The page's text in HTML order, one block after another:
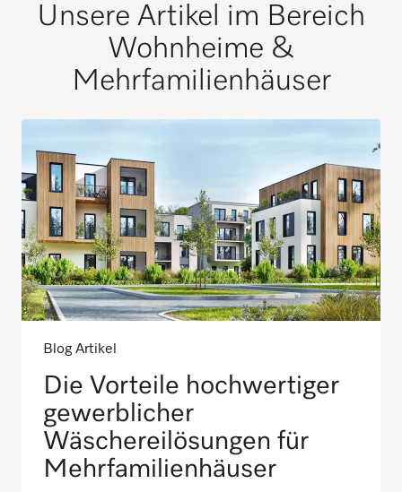
Unsere Artikel im Bereich
Wohnheime &
Mehrfamilienhäuser
Blog Artikel
Die Vorteile hochwertiger
gewerblicher
Wäschereilösungen für
Mehrfamilienhäuser